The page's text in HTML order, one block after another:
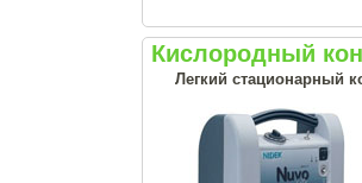
Кислородный
Легкий стационарный